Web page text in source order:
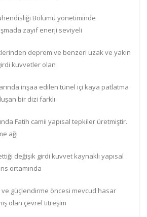
Bölümü yönetiminde
zayıf enerji seviyeli
deprem ve benzeri uzak ve yakın
kuvvetler olan
inşaa edilen tünel içi kaya patlatma
bir dizi farklı
Fatih camii yapısal tepkiler üretmiştir.
ağı
değişik girdi kuvvet kaynaklı yapısal
ortamında
ve güçlendirme öncesi mevcud hasar
olan çevrel titreşim